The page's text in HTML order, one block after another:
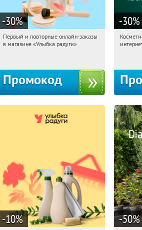
-30%
05:36:29 Получили:2
Первый и повторные онлайн-заказы
в магазине «Улыбка радуги»
Промокод
-30%
-10% -50%